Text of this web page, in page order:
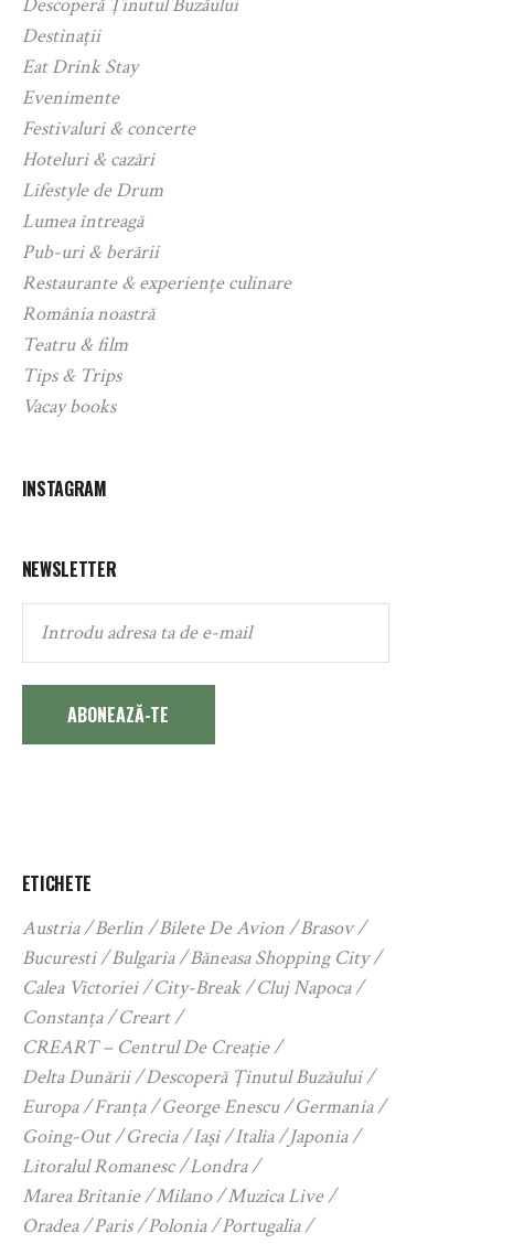
Destinații
Eat Drink Stay
Evenimente
Festivaluri & concerte
Hoteluri & cazări
Lifestyle de Drum
Lumea întreagă
Pub-uri & berării
Restaurante & experiențe culinare
România noastră
Teatru & film
Tips & Trips
Vacay books
INSTAGRAM
NEWSLETTER
ABONEAZĂ-TE
ETICHETE
Austria Berlin Bilete De Avion
Brasov
Bucuresti
Bulgaria
Băneasa Shopping City
Calea Victoriei
City-Break
Cluj Napoca
Constanța
Creart
CREART – Centrul De Creație
Delta Dunării
Descoperă Ținutul Buzăului
Europa
Franța George Enescu
Germania
Going-Out
Grecia Iași Italia
Japonia
Litoralul Romanesc
Londra
Marea Britanie
Milano
Muzica Live
Oradea
Paris Polonia
Portugalia